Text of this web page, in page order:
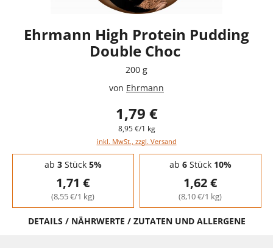
Ehrmann High Protein Pudding
Double Choc
200 g
von Ehrmann
1,79 €
8,95 €/1 kg
inkl. MwSt., zzgl. Versand
Staffelpreise - Mengenrabatt
ab 3Stück 5%
1,71 €
(8,55 €/1 kg)
ab 6Stück 10%
1,62 €
(8,10 €/1 kg)
DETAILS / NÄHRWERTE / ZUTATEN UND ALLERGENE